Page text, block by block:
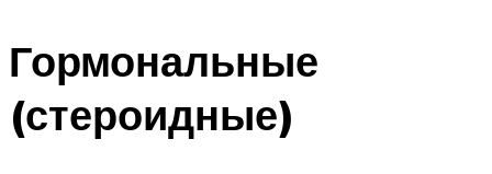
Гормональные
(стероидные)